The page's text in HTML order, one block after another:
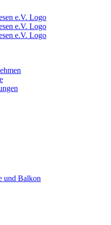
und Balkon